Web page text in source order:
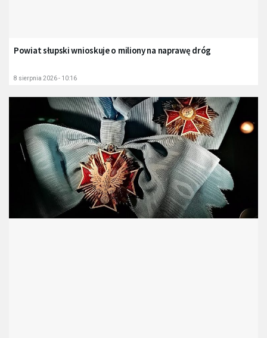
Powiat słupski wnioskuje o miliony na naprawę dróg
8 sierpnia 2026 - 10:16